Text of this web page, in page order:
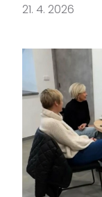
21. 4. 2026